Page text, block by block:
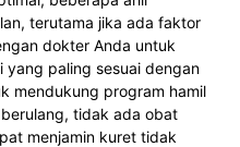
terutama jika ada faktor
dokter Anda untuk
yang paling sesuai dengan
mendukung program hamil
tidak ada obat
menjamin kuret tidak